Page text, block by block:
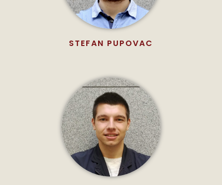
STEFAN PUPOVAC